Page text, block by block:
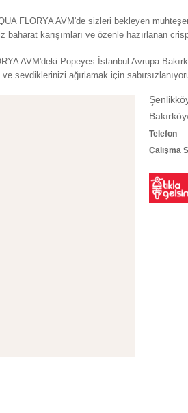
FLORYA AVM'de sizleri bekleyen
karışımları ve özenle hazırlanan
AVM'deki Popeyes İstanbul Avrupa
sevdiklerinizi ağırlamak için
Telefon
Çalışma